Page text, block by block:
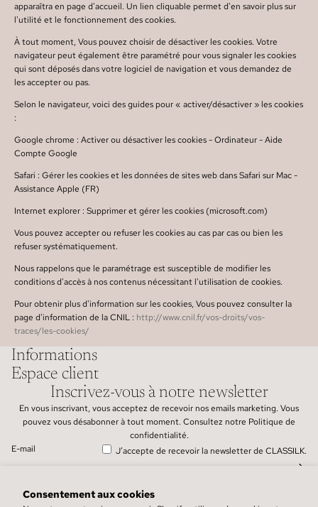
Consentement aux cookies
apparaîtra en page d'accueil. Un lien cliquable permet d'en savoir plus sur
l'utilité et le fonctionnement des cookies.
À tout moment, Vous pouvez choisir de désactiver les cookies. Votre
navigateur peut également être paramétré pour vous signaler les cookies
qui sont déposés dans votre logiciel de navigation et vous demandez de
les accepter ou pas.
Selon le navigateur, voici des guides pour « activer/désactiver » les cookies
:
Google chrome : Activer ou désactiver les cookies - Ordinateur - Aide
Compte Google
Safari : Gérer les cookies et les données de sites web dans Safari sur Mac -
Assistance Apple (FR)
Internet explorer : Supprimer et gérer les cookies (microsoft.com)
Vous pouvez accepter ou refuser les cookies au cas par cas ou bien les
refuser systématiquement.
Nous rappelons que le paramétrage est susceptible de modifier les
conditions d'accès à nos contenus nécessitant l'utilisation de cookies.
Pour obtenir plus d'information sur les cookies, Vous pouvez consulter la
page d'information de la CNIL : http://www.cnil.fr/vos-droits/vos-
traces/les-cookies/
Informations
Espace client
Inscrivez-vous à notre newsletter
En vous inscrivant, vous acceptez de recevoir nos emails marketing. Vous
pouvez vous désabonner à tout moment. Consultez notre Politique de
confidentialité.
E-mail
J’accepte de recevoir la newsletter de CLASSILK.
Politique de remboursement
Conditions générales de vente
Coordonnées